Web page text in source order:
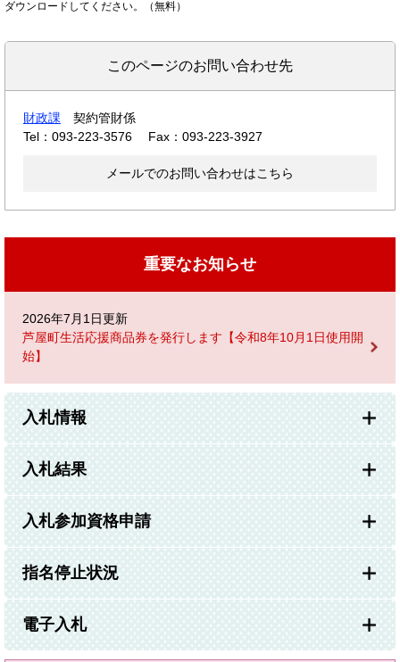
ダウンロードしてください。（無料）
このページのお問い合わせ先
財政課
契約管財係
Tel：093-223-3576
Fax：093-223-3927
メールでのお問い合わせはこちら
重要なお知らせ
2026年7月1日更新
芦屋町生活応援商品券を発行します【令和8年10月1日使用開
始】
入札情報
入札結果
入札参加資格申請
指名停止状況
電子入札